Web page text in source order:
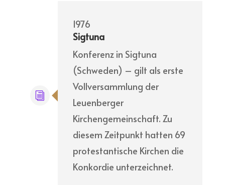
1976
Sigtuna
Konferenz in Sigtuna
(Schweden) – gilt als erste
Vollversammlung der
Leuenberger
Kirchengemeinschaft. Zu
diesem Zeitpunkt hatten 69
protestantische Kirchen die
Konkordie unterzeichnet.